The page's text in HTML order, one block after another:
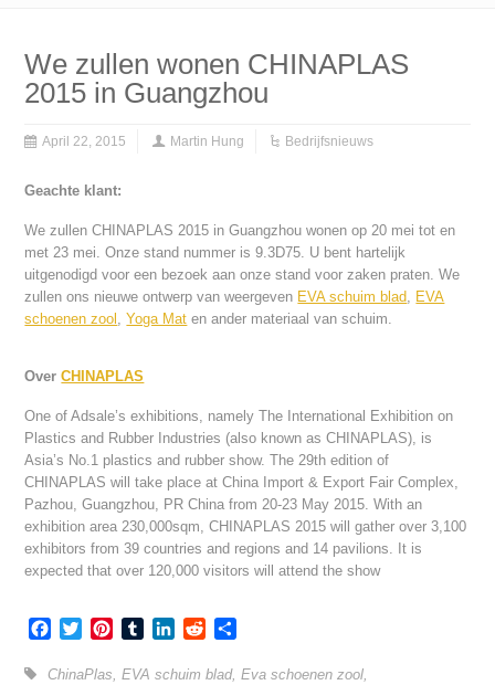
We zullen wonen CHINAPLAS
2015 in Guangzhou
April 22, 2015 Martin Hung Bedrijfsnieuws
Geachte klant:
We zullen CHINAPLAS 2015 in Guangzhou wonen op 20 mei tot en
met 23 mei. Onze stand nummer is 9.3D75. U bent hartelijk
uitgenodigd voor een bezoek aan onze stand voor zaken praten. We
zullen ons nieuwe ontwerp van weergeven EVA schuim blad, EVA
schoenen zool ,Yoga Mat en ander materiaal van schuim.
OverCHINAPLAS
One of Adsale’s exhibitions, namely The International Exhibition on
Plastics and Rubber Industries (also known as CHINAPLAS), is
Asia’s No.1 plastics and rubber show. The 29th edition of
CHINAPLAS will take place at China Import & Export Fair Complex,
Pazhou, Guangzhou, PR China from 20-23 May 2015. With an
exhibition area 230,000sqm, CHINAPLAS 2015 will gather over 3,100
exhibitors from 39 countries and regions and 14 pavilions. It is
expected that over 120,000 visitors will attend the show
Facebook
TwitterPinterestTumblrLinkedInReddit
ChinaPlas,EVA schuim blad,Eva schoenen zool,